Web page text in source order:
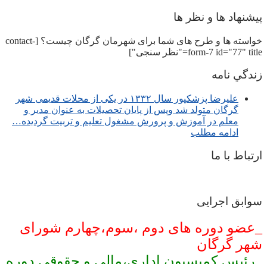
پیشنهاد ها و نظر ها
خواسته ها و طرح های شما برای شهرمان گرگان چیست؟ [contact-
form-7 id="77" title="نظر سنجی"]
زندگي نامه
عليرضا پزشكپور سال ۱۳۳۲ در یکی از محلات قدیمی شهر
گرگان متولد شد وپس از پایان تحصیلات به عنوان مدیر و
معلم در آموزش و پرورش مشغول تعلیم و تربیت گرديده…
ادامه مطلب
ارتباط با ما
سوابق اجرایی
_عضو دوره های دوم ،سوم،چهارم شورای
شهر گرگان